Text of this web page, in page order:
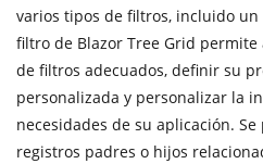
varios tipos de filtros, incluido
filtro de Blazor Tree Grid
de filtros adecuados, definir su
personalizada y personalizar la
necesidades de su aplicación.
registros padres o hijos